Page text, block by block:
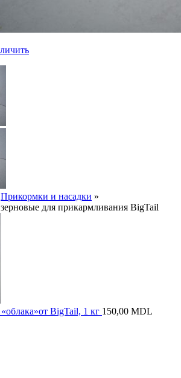
Прикормки и насадки »
для прикармливания BigTail
BigTail, 1 кг 150,00 MDL